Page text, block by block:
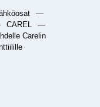
—
CAREL
—
Carelin